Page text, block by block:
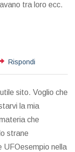
tra loro ecc.
Rispondi
sito. Voglio che
la mia
che
strane
UFOesempio nella